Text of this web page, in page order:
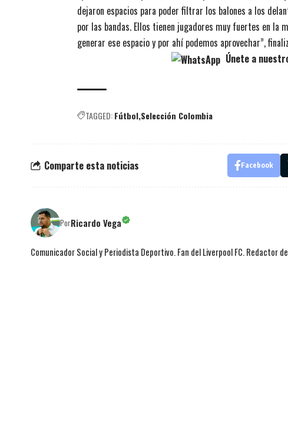
dejaron espacios para poder filtrar los balones a los
por las bandas. Ellos tienen jugadores muy fuertes en la
generar ese espacio y por ahí podemos aprovechar”,
Únete a
TAGGED:Fútbol Selección Colombia
Comparte esta noticias Facebook
PorRicardo Vega
Comunicador Social y Periodista Deportivo. Fan del Liverpool FC. Redactor